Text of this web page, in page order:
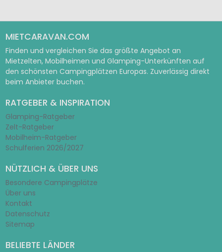
MIETCARAVAN.COM
Finden und vergleichen Sie das größte Angebot an
Mietzelten, Mobilheimen und Glamping-Unterkünften auf
den schönsten Campingplätzen Europas. Zuverlässig direkt
beim Anbieter buchen.
RATGEBER & INSPIRATION
Glamping-Ratgeber
Zelt-Ratgeber
Mobilheim-Ratgeber
Schulferien 2026/2027
NÜTZLICH & ÜBER UNS
Besondere Campingplätze
Über uns
Kontakt
Datenschutz
Sitemap
BELIEBTE LÄNDER